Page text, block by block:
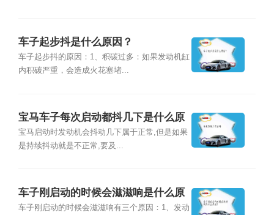
车子起步抖是什么原因？
车子起步抖的原因：1、积碳过多：如果发动机缸
内积碳严重，会造成火花塞堵...
宝马车子每次启动都抖几下是什么原
因？
宝马启动时发动机会抖动几下属于正常,但是如果
是持续抖动就是不正常,要及...
车子刚启动的时候会滋滋响是什么原
因？
车子刚启动的时候会滋滋响有三个原因：1、发动